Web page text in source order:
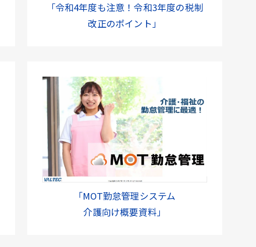
「令和4年度も注意！令和3年度の税制
改正のポイント」
「MOT勤怠管理システム
介護向け概要資料」